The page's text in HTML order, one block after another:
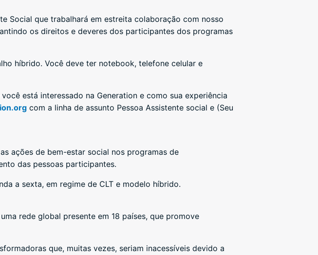
Social que trabalhará em estreita colaboração com nosso
os direitos e deveres dos participantes dos programas
híbrido. Você deve ter notebook, telefone celular e
está interessado na Generation e como sua experiência
com a linha de assunto Pessoa Assistente social e (Seu
ações de bem-estar social nos programas de
das pessoas participantes.
a sexta, em regime de CLT e modelo híbrido.
rede global presente em 18 países, que promove
que, muitas vezes, seriam inacessíveis devido a